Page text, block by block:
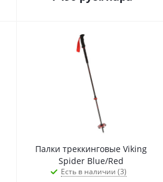
Палки треккинговые Viking
Spider Blue/Red
Есть в наличии (3)